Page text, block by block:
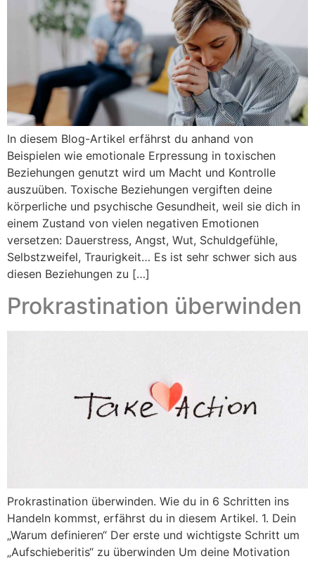
In diesem Blog-Artikel erfährst du anhand von
Beispielen wie emotionale Erpressung in toxischen
Beziehungen genutzt wird um Macht und Kontrolle
auszuüben. Toxische Beziehungen vergiften deine
körperliche und psychische Gesundheit, weil sie dich in
einem Zustand von vielen negativen Emotionen
versetzen: Dauerstress, Angst, Wut, Schuldgefühle,
Selbstzweifel, Traurigkeit… Es ist sehr schwer sich aus
diesen Beziehungen zu […]
Prokrastination überwinden
Prokrastination überwinden. Wie du in 6 Schritten ins
Handeln kommst, erfährst du in diesem Artikel. 1. Dein
„Warum definieren“ Der erste und wichtigste Schritt um
„Aufschieberitis“ zu überwinden Um deine Motivation